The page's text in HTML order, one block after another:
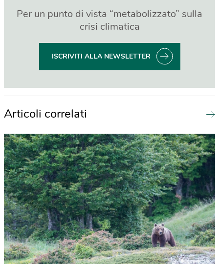
Per un punto di vista “metabolizzato” sulla
crisi climatica
ISCRIVITI ALLA NEWSLETTER
Articoli correlati